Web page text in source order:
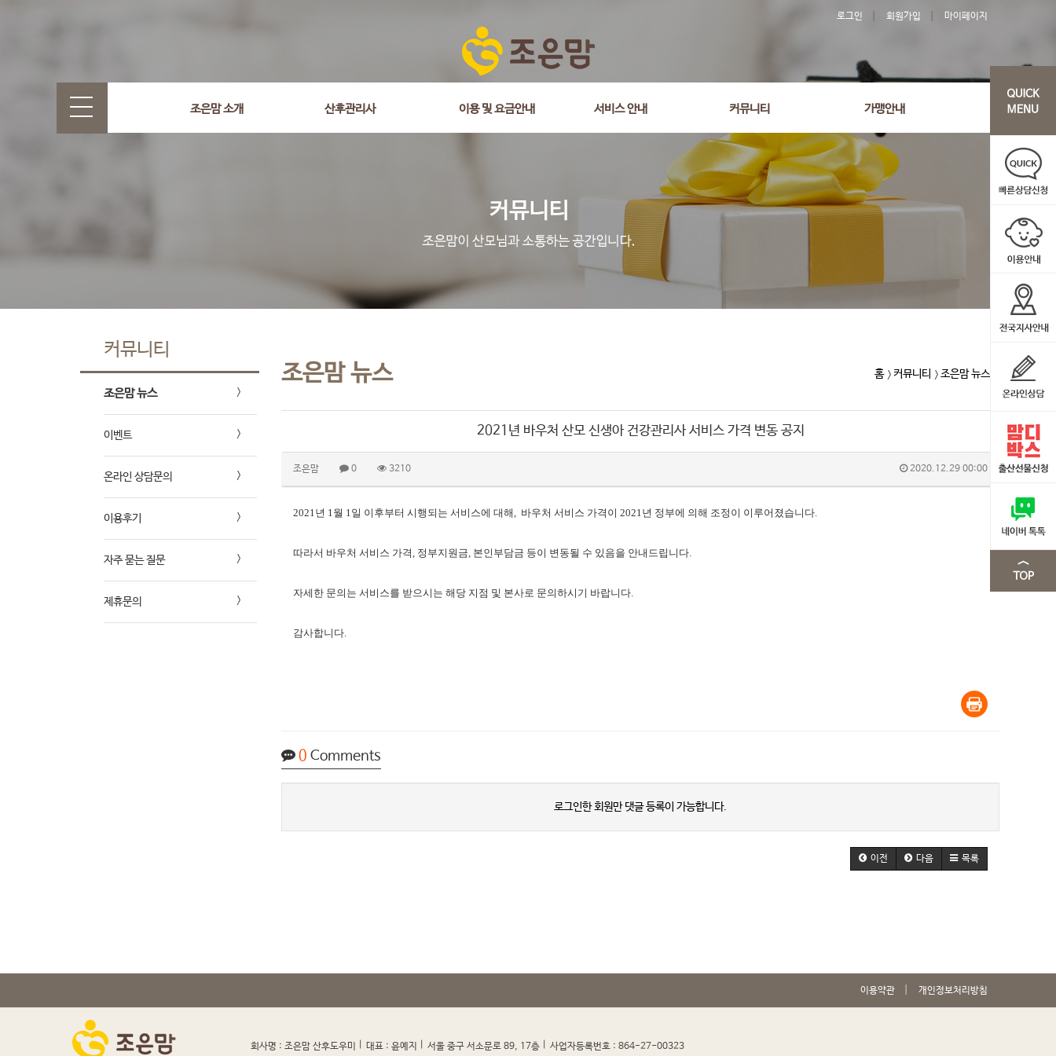
로그인 회원가입 마이페이지
조은맘 소개 산후관리사 이용 및 요금안내 서비스 안내 커뮤니티 가맹안내
커뮤니티
조은맘 뉴스
이벤트
온라인 상담문의
이용후기
자주 묻는 질문
제휴문의
조은맘 뉴스 홈 커뮤니티 조은맘 뉴스
2021년 바우처 산모 신생아 건강관리사 서비스 가격 변동 공지
조은맘 0 3210 2020.12.29 00:00
2021년 1월 1일 이후부터 시행되는 서비스에 대해, 바우처 서비스 가격이 2021년 정부에 의해 조정이 이루어졌습니다.
따라서 바우처 서비스 가격, 정부지원금, 본인부담금 등이 변동될 수 있음을 안내드립니다.
자세한 문의는 서비스를 받으시는 해당 지점 및 본사로 문의하시기 바랍니다.
감사합니다.
0 Comments
로그인한 회원만 댓글 등록이 가능합니다.
이전 다음 목록
이용약관 개인정보처리방침
회사명 : 조은맘 산후도우미 대표 : 윤예지 서울 중구 서소문로 89, 17층 사업자등록번호 : 864-27-00323